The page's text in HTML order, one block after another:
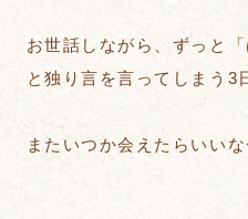
お世話しながら、ずっと
と独り言を言ってしまう3
またいつか会えたらいいな